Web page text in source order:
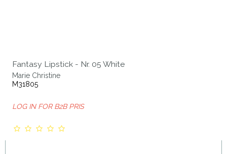
Fantasy Lipstick - Nr. 05 White
Marie Christine
M31805
LOG IN FOR B2B PRIS